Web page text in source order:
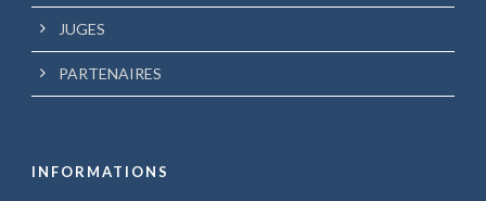
JUGES
PARTENAIRES
INFORMATIONS